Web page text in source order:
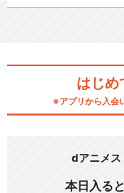
はじめ
※アプリから入会
dアニメ
本日入る